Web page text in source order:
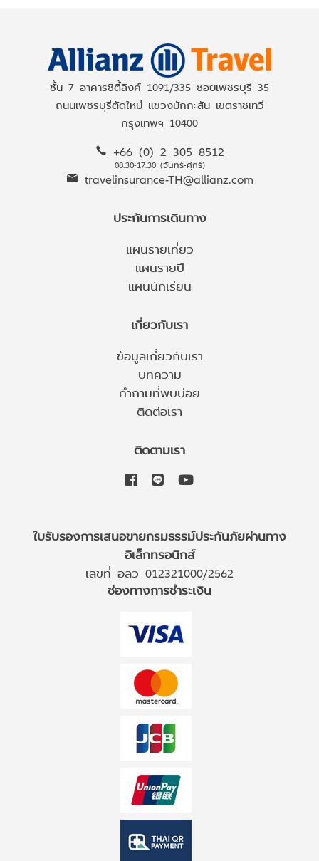
ชั้น 7 อาคารซิตี้ลิงค์ 1091/335 ซอยเพชรบุรี 35
ถนนเพชรบุรีตัดใหม่ แขวงมักกะสัน เขตราชเทวี
กรุงเทพฯ 10400
+66 (0) 2 305 8512
08.30-17.30 (จันทร์-ศุกร์)
travelinsurance-TH@allianz.com
ประกันการเดินทาง
แผนรายเที่ยว
แผนรายปี
แผนนักเรียน
เกี่ยวกับเรา
ข้อมูลเกี่ยวกับเรา
บทความ
คำถามที่พบบ่อย
ติดต่อเรา
ติดตามเรา
ใบรับรองการเสนอขายกรมธรรม์ประกันภัยผ่านทาง
อิเล็กทรอนิกส์
เลขที่ อลว 012321000/2562
ช่องทางการชำระเงิน